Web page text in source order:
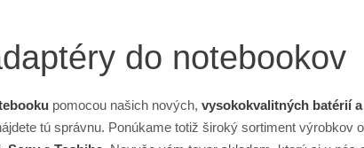
do notebookov
pomocou našich nových, vysokokvalitných batérií
tú správnu. Ponúkame totiž široký sortiment výrobkov